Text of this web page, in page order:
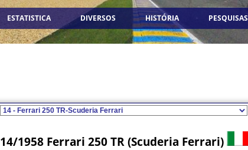
ESTATISTICA DIVERSOS HISTÓRIA PESQUISAS
14/1958 Ferrari 250 TR (Scuderia Ferrari)